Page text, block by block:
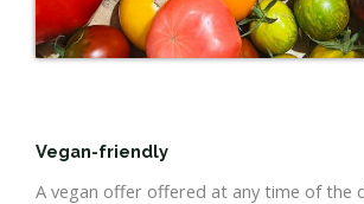
Vegan-friendly
A vegan offer offered at any time of the